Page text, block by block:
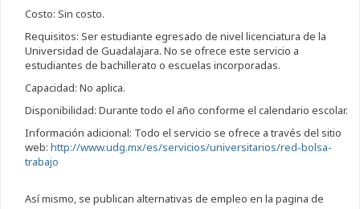
Costo: Sin costo.
Requisitos: Ser estudiante egresado de nivel licenciatura de la
Universidad de Guadalajara. No se ofrece este servicio a
estudiantes de bachillerato o escuelas incorporadas.
Capacidad: No aplica.
Disponibilidad: Durante todo el año conforme el calendario escolar.
Información adicional: Todo el servicio se ofrece a través del sitio
web: http://www.udg.mx/es/servicios/universitarios/red-bolsa-
trabajo
Así mismo, se publican alternativas de empleo en la pagina de